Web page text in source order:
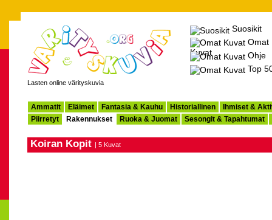
Lasten online värityskuvia
Suosikit
Omat
Kuvat
Ohje
Top
Ammatit Eläimet Fantasia & Kauhu Historiallinen
Ihmiset &
Piirretyt
Rakennukset Ruoka & Juomat Sesongit & Tapahtumat
Koiran Kopit | 5 Kuvat